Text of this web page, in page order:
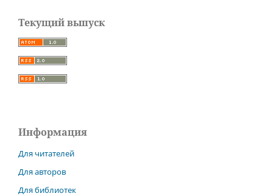
Текущий выпуск
Информация
Для читателей
Для авторов
Для библиотек